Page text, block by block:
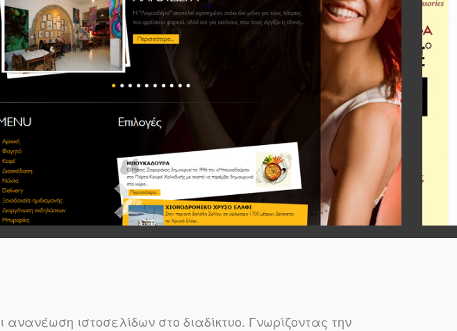
ιστοσελίδων στο διαδίκτυο. Γνωρίζοντας την